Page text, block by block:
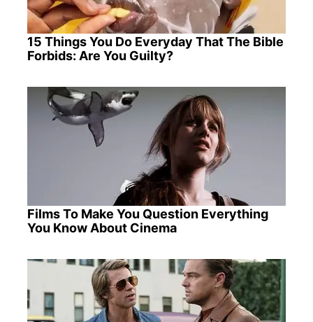
15 Things You Do Everyday That The Bible
Forbids: Are You Guilty?
Films To Make You Question Everything
You Know About Cinema